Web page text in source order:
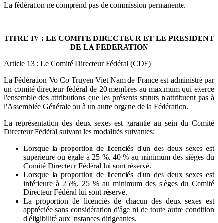
La fédération ne comprend pas de commission permanente.
TITRE IV : LE COMITE DIRECTEUR ET LE PRESIDENT
DE LA FEDERATION
Article 13 : Le Comité Directeur Fédéral (CDF)
La Fédération Vo Co Truyen Viet Nam de France est administré par
un comité directeur fédéral de 20 membres au maximum qui exerce
l'ensemble des attributions que les présents statuts n'attribuent pas à
l'Assemblée Générale ou à un autre organe de la Fédération.
La représentation des deux sexes est garantie au sein du Comité
Directeur Fédéral suivant les modalités suivantes:
Lorsque la proportion de licenciés d'un des deux sexes est
supérieure ou égale à 25 %, 40 % au minimum des sièges du
Comité Directeur Fédéral lui sont réservé.
Lorsque la proportion de licenciés d'un des deux sexes est
inférieure à 25%, 25 % au minimum des sièges du Comité
Directeur Fédéral lui sont réservé.
La proportion de licenciés de chacun des deux sexes est
appréciée sans considération d'âge ni de toute autre condition
d'éligibilité aux instances dirigeantes.